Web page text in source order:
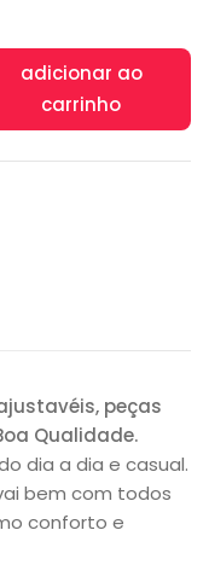
adicionar ao
carrinho
peças
Qualidade.
dia a dia e casual.
bem com todos
conforto e